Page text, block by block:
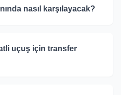
nasıl karşılayacak?
uçuş için transfer